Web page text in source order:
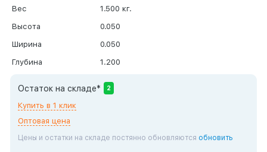
Вес
1.500 кг.
Высота
0.050
Ширина
0.050
Глубина
1.200
Остаток на складе* 2
Купить в 1 клик
Оптовая цена
Цены и остатки на складе постянно обновляются обновить